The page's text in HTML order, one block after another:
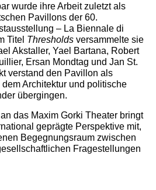
wurde ihre Arbeit zuletzt als
Pavillons der 60.
– La Biennale di
Titel Thresholdsversammelte sie
Akstaller, Yael Bartana, Robert
Ersan Mondtag und Jan St.
verstand den Pavillon als
Architektur und politische
übergingen.
das Maxim Gorki Theater bringt
geprägte Perspektive mit,
Begegnungsraum zwischen
Fragestellungen